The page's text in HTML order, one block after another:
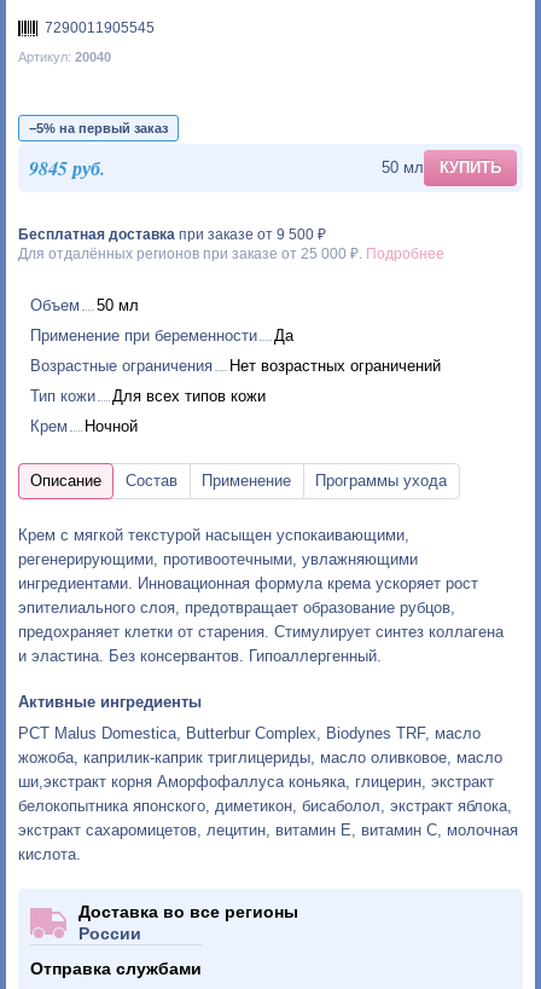
7290011905545
Артикул: 20040
−5% на первый заказ
9845 руб. 50 мл КУПИТЬ
Бесплатная доставка при заказе от 9 500 ₽
Для отдалённых регионов при заказе от 25 000 ₽. Подробнее
Объем
50 мл
Применение при беременности
Да
Возрастные ограничения
Нет возрастных ограничений
Тип кожи
Для всех типов кожи
Крем
Ночной
Крем с мягкой текстурой насыщен успокаивающими,
регенерирующими, противоотечными, увлажняющими
ингредиентами. Инновационная формула крема ускоряет рост
эпителиального слоя, предотвращает образование рубцов,
предохраняет клетки от старения. Стимулирует синтез коллагена
и эластина. Без консервантов. Гипоаллергенный.
Активные ингредиенты
PCT Malus Domestica, Butterbur Complex, Biodynes TRF, масло
жожоба, каприлик-каприк триглицериды, масло оливковое, масло
ши,экстракт корня Аморфофаллуса коньяка, глицерин, экстракт
белокопытника японского, диметикон, бисаболол, экстракт яблока,
экстракт сахаромицетов, лецитин, витамин Е, витамин С, молочная
кислота.
Доставка во все регионы
России
Отправка службами